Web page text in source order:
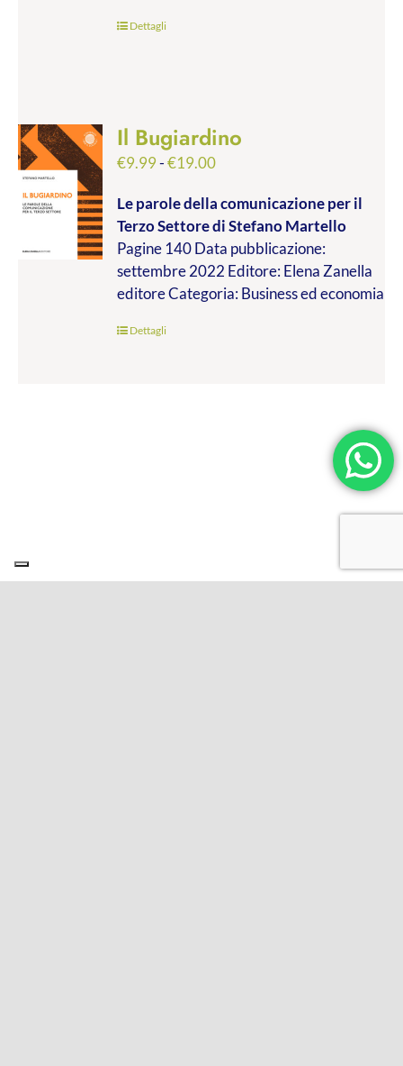
Dettagli
Il Bugiardino
€9.99-€19.00Fascia
prezzo:
da
€9.99
a
€19.00
Le parole della comunicazione per il
Terzo Settoredi Stefano Martello
Pagine 140 Data pubblicazione:
settembre 2022 Editore: Elena Zanella
editore Categoria: Business ed economia
Dettagli